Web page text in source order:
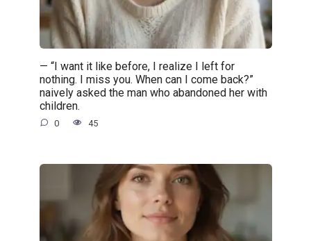
— “I want it like before, I realize I left for
nothing. I miss you. When can I come back?”
naively asked the man who abandoned her with
children.
0 45